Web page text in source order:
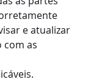
e atualizar
com as